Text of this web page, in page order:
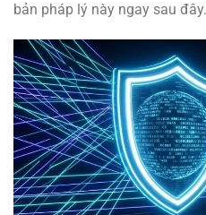
bản pháp lý này ngay sau đây.